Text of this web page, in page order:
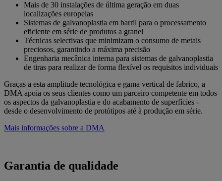
Mais de 30 instalações de última geração em duas
localizações europeias
Sistemas de galvanoplastia em barril para o processamento
eficiente em série de produtos a granel
Técnicas selectivas que minimizam o consumo de metais
preciosos, garantindo a máxima precisão
Engenharia mecânica interna para sistemas de galvanoplastia
de tiras para realizar de forma flexível os requisitos individuais
Graças a esta amplitude tecnológica e gama vertical de fabrico, a
DMA apoia os seus clientes como um parceiro competente em todos
os aspectos da galvanoplastia e do acabamento de superfícies -
desde o desenvolvimento de protótipos até à produção em série.
Mais informações sobre a DMA
Garantia de qualidade